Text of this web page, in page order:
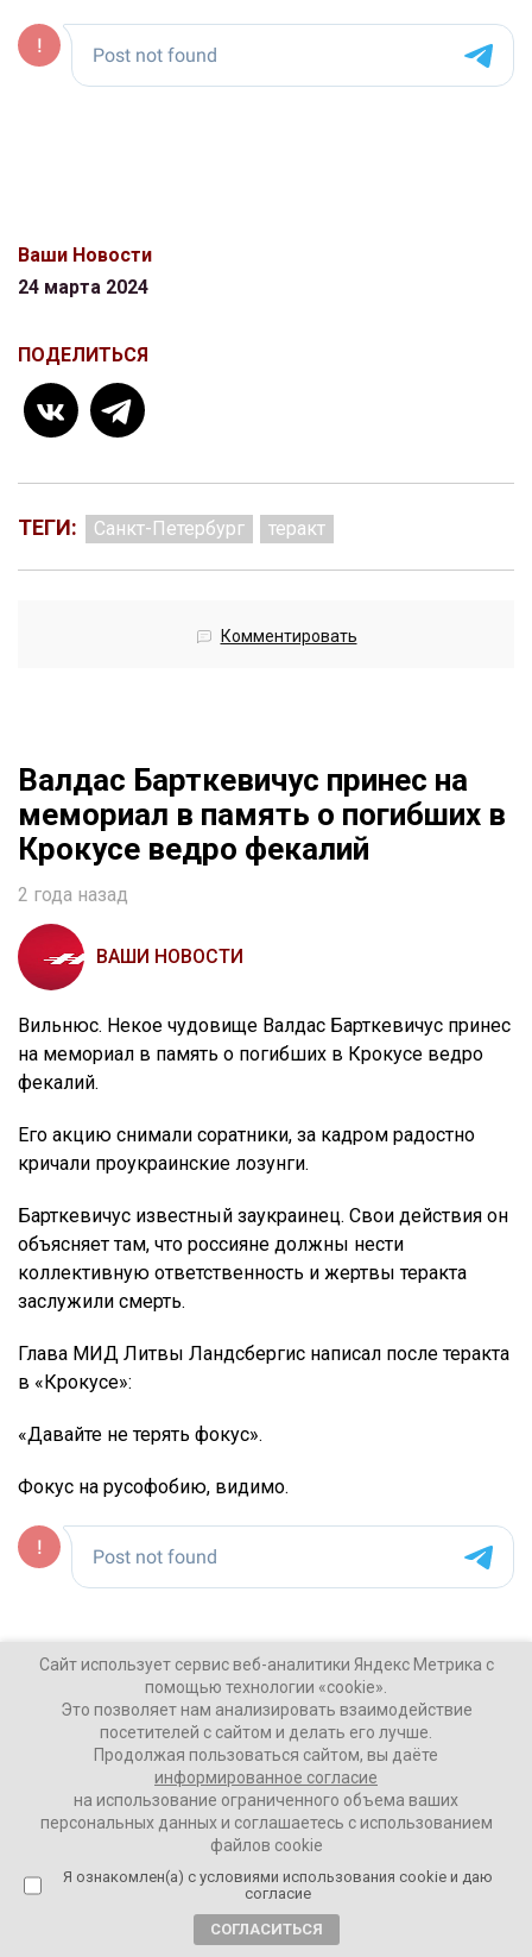
Ваши Новости
24 марта 2024
ПОДЕЛИТЬСЯ
ТЕГИ: Санкт-Петербург теракт
Комментировать
Валдас Барткевичус принес на
мемориал в память о погибших в
Крокусе ведро фекалий
2 года назад
ВАШИ НОВОСТИ
Вильнюс. Некое чудовище Валдас Барткевичус принес
на мемориал в память о погибших в Крокусе ведро
фекалий.
Его акцию снимали соратники, за кадром радостно
кричали проукраинские лозунги.
Барткевичус известный заукраинец. Свои действия он
объясняет там, что россияне должны нести
коллективную ответственность и жертвы теракта
заслужили смерть.
Глава МИД Литвы Ландсбергис написал после теракта
в «Крокусе»:
«Давайте не терять фокус».
Фокус на русофобию, видимо.
Ваши Новости
24 марта 2024
ПОДЕЛИТЬСЯ
Крокус Сити Холл
Сайт использует сервис веб-аналитики Яндекс Метрика с
помощью технологии «cookie».
Это позволяет нам анализировать взаимодействие
посетителей с сайтом и делать его лучше.
Продолжая пользоваться сайтом, вы даёте
информированное согласие
на использование ограниченного объема ваших
персональных данных и соглашаетесь с использованием
файлов cookie
Я ознакомлен(а) с условиями использования cookie и даю
согласие
СОГЛАСИТЬСЯ